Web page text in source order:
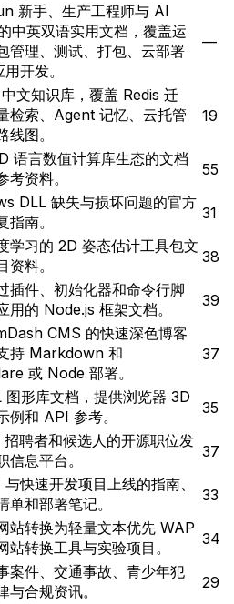
新手、生产工程师与 AI
中英双语实用文档，覆盖运
管理、测试、打包、云部署
开发。
—
文知识库，覆盖 Redis 迁
检索、Agent 记忆、云托管
线图。
19
语言数值计算库生态的文档
考资料。
55
DLL 缺失与损坏问题的官方
指南。
31
学习的 2D 姿态估计工具包文
资料。
38
插件、初始化器和命令行脚
用的 Node.js 框架文档。
39
CMS 的快速深色博客
持 Markdown 和
或 Node 部署。
37
图形库文档，提供浏览器 3D
例和 API 参考。
35
聘者和候选人的开源职位发
信息平台。
37
快速开发项目上线的指南、
单和部署笔记。
33
站转换为轻量文本优先 WAP
站转换工具与实验项目。
34
案件、交通事故、青少年犯
与合规资讯。
29